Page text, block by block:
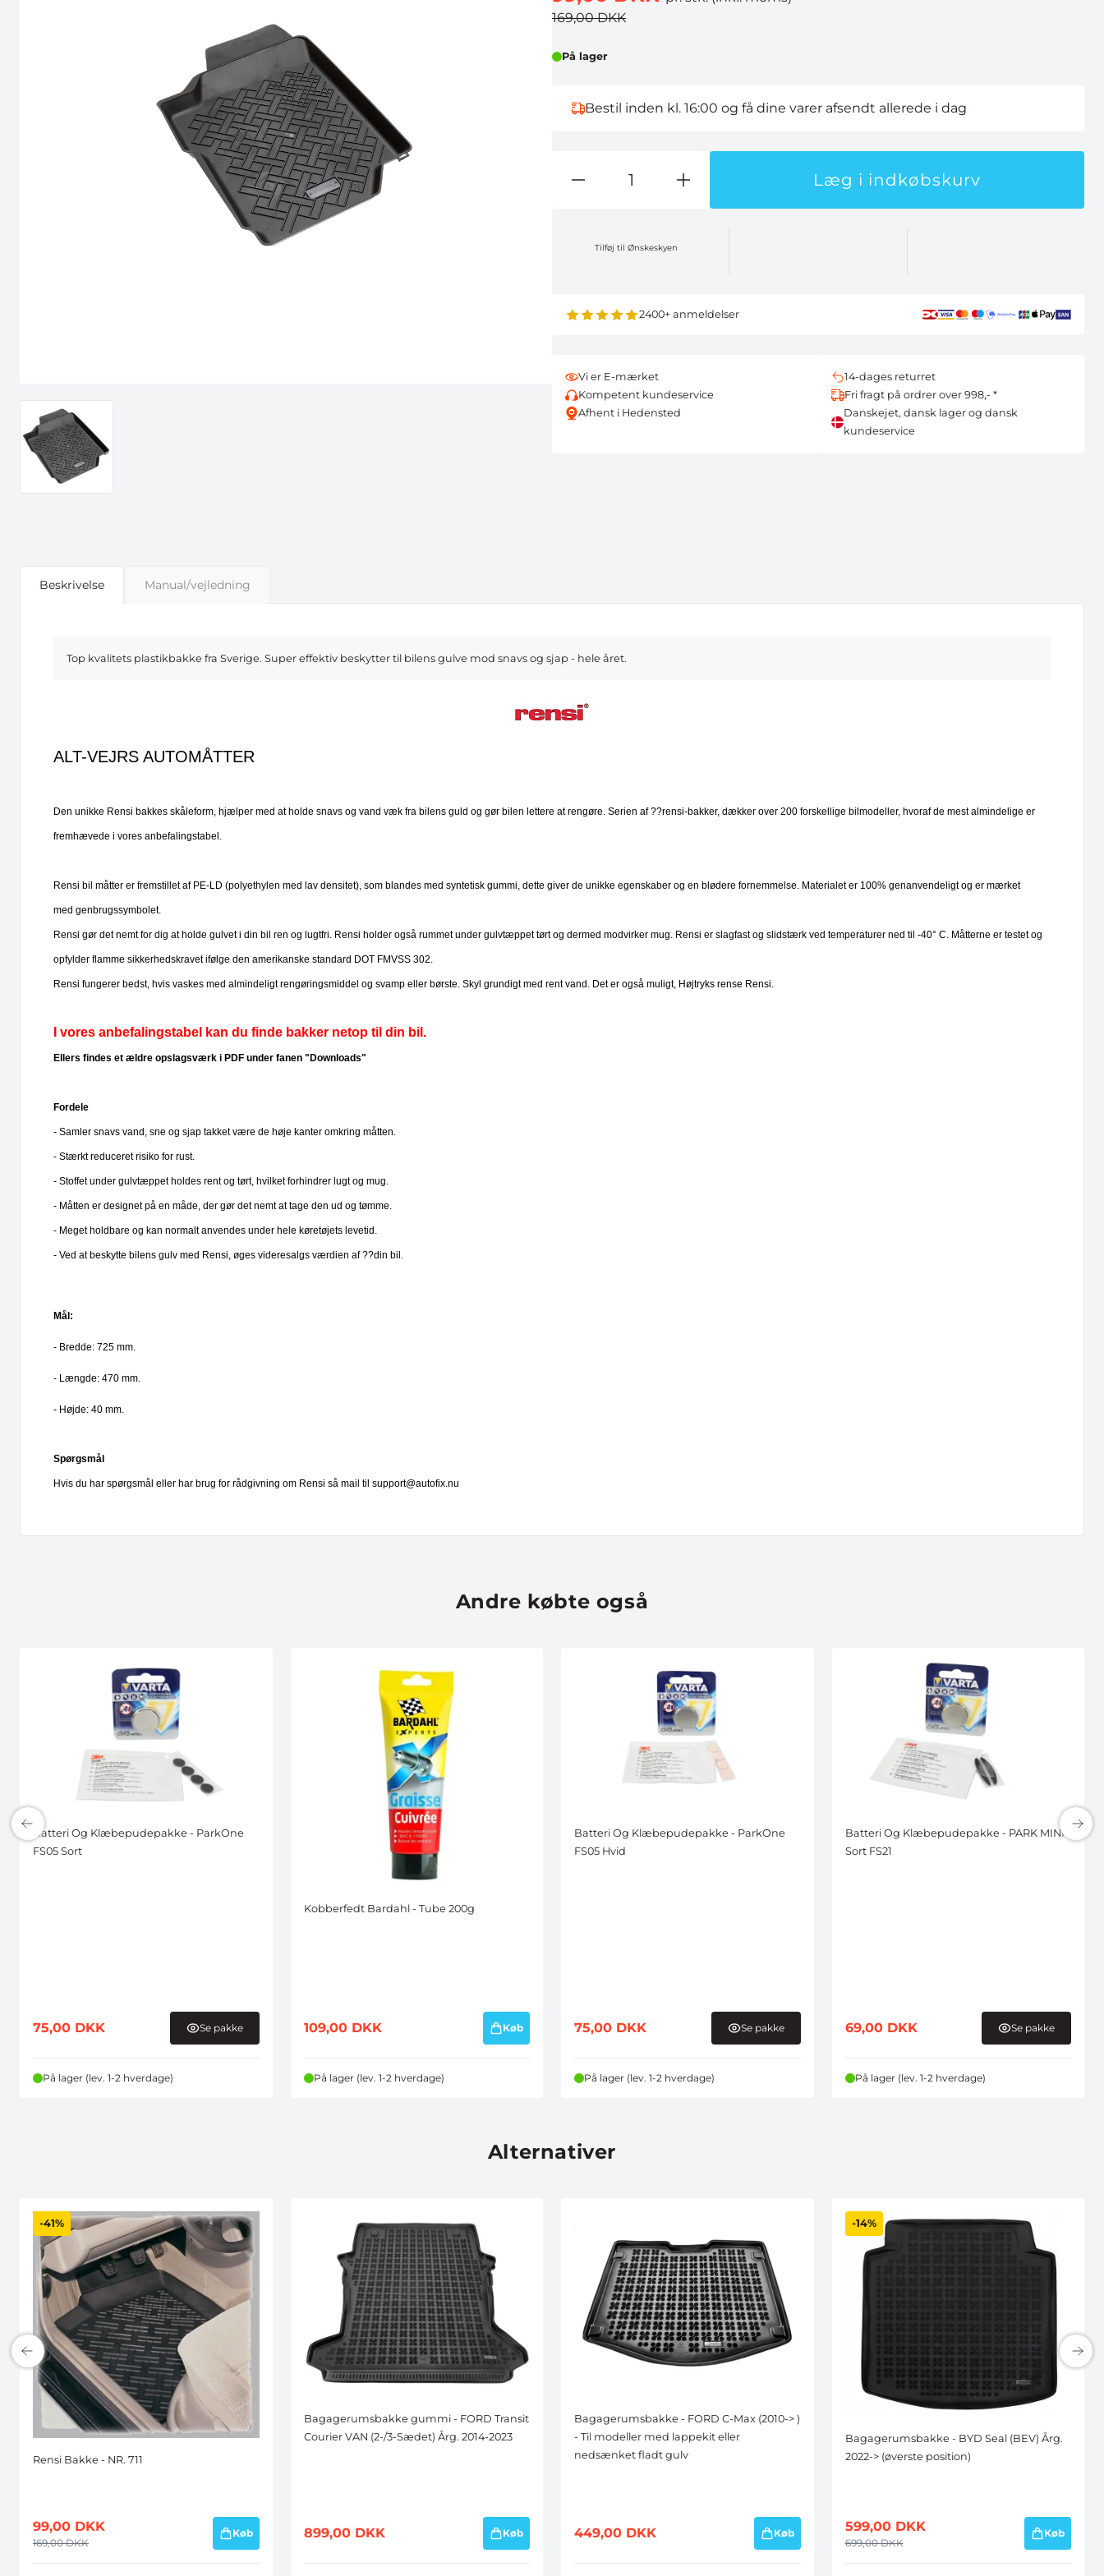
169,00 DKK
På lager
Bestil inden kl. 16:00 og få dine varer afsendt allerede i dag
Læg i indkøbskurv
Tilføj til Ønskeskyen
2400+ anmeldelser
Vi er E-mærket
Kompetent kundeservice
Afhent i Hedensted
14-dages returret
Fri fragt på ordrer over 998,- *
Danskejet, dansk lager og dansk
kundeservice
Beskrivelse Manual/vejledning
Top kvalitets plastikbakke fra Sverige. Super effektiv beskytter til bilens gulve mod snavs og sjap - hele året.
ALT-VEJRS AUTOMÅTTER
Den unikke Rensi bakkes skåleform, hjælper med at holde snavs og vand væk fra bilens guld og gør bilen lettere at rengøre. Serien af ??rensi-bakker, dækker over 200 forskellige bilmodeller, hvoraf de mest almindelige er
fremhævede i vores anbefalingstabel.
Rensi bil måtter er fremstillet af PE-LD (polyethylen med lav densitet), som blandes med syntetisk gummi, dette giver de unikke egenskaber og en blødere fornemmelse. Materialet er 100% genanvendeligt og er mærket
med genbrugssymbolet.
Rensi gør det nemt for dig at holde gulvet i din bil ren og lugtfri. Rensi holder også rummet under gulvtæppet tørt og dermed modvirker mug. Rensi er slagfast og slidstærk ved temperaturer ned til -40° C. Måtterne er testet og
opfylder flamme sikkerhedskravet ifølge den amerikanske standard DOT FMVSS 302.
Rensi fungerer bedst, hvis vaskes med almindeligt rengøringsmiddel og svamp eller børste. Skyl grundigt med rent vand. Det er også muligt, Højtryks rense Rensi.
I vores anbefalingstabel kan du finde bakker netop til din bil.
Ellers findes et ældre opslagsværk i PDF under fanen "Downloads"
Fordele
- Samler snavs vand, sne og sjap takket være de høje kanter omkring måtten.
- Stærkt reduceret risiko for rust.
- Stoffet under gulvtæppet holdes rent og tørt, hvilket forhindrer lugt og mug.
- Måtten er designet på en måde, der gør det nemt at tage den ud og tømme.
- Meget holdbare og kan normalt anvendes under hele køretøjets levetid.
- Ved at beskytte bilens gulv med Rensi, øges videresalgs værdien af ??din bil.
Mål:
- Bredde: 725 mm.
- Længde: 470 mm.
- Højde: 40 mm.
Spørgsmål
Hvis du har spørgsmål eller har brug for rådgivning om Rensi så mail til support@autofix.nu
Andre købte også
Batteri Og Klæbepudepakke - ParkOne
FS05 Sort
75,00 DKK Se pakke
På lager (lev. 1-2 hverdage)
Kobberfedt Bardahl - Tube 200g
109,00 DKK Køb
På lager (lev. 1-2 hverdage)
Batteri Og Klæbepudepakke - ParkOne
FS05 Hvid
75,00 DKK Se pakke
På lager (lev. 1-2 hverdage)
Batteri Og Klæbepudepakke - PARK MINI
Sort FS21
69,00 DKK Se pakke
På lager (lev. 1-2 hverdage)
Alternativer
-41%
Rensi Bakke - NR. 711
99,00 DKK
169,00DKK
Køb
Bagagerumsbakke gummi - FORD Transit
Courier VAN (2-/3-Sædet) Årg. 2014-2023
899,00 DKK Køb
Bagagerumsbakke - FORD C-Max (2010-> )
- Til modeller med lappekit eller
nedsænket fladt gulv
449,00 DKK Køb
-14%
Bagagerumsbakke - BYD Seal (BEV) Årg.
2022-> (øverste position)
599,00 DKK
699,00DKK
Køb